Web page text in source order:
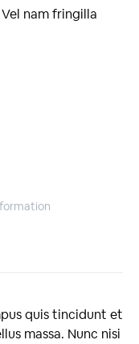
nam fringilla
quis tincidunt et
massa. Nunc nisi